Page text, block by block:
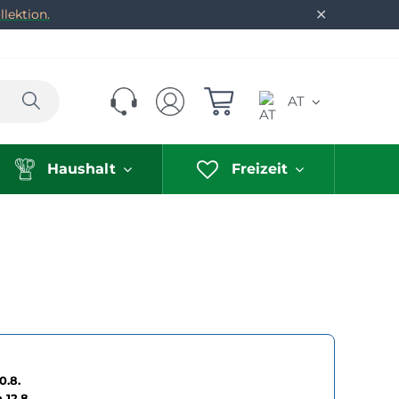
✕
Suchen AT
Haushalt Freizeit